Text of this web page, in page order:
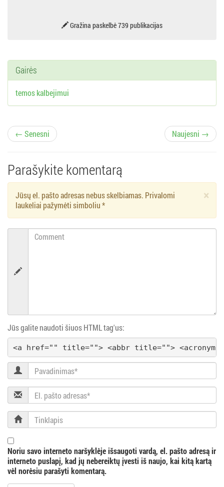
Gražina paskelbė 739 publikacijas
Gairės
temos kalbejimui
Į
r
a
ų
a
i
g
a
c
i
j
a
← Senesni Naujesni →
Parašykite komentarą
×
Jūsų el. pašto adresas nebus skelbiamas. Privalomi
laukeliai pažymėti simboliu*
Comment
Jūs galite naudoti šiuos HTML tag'us:
<a href="" title=""> <abbr title=""> <acronym
Pavadinimas
El.
pašto
adresas
Tinklapis
Noriu savo interneto naršyklėje išsaugoti vardą, el. pašto adresą ir
interneto puslapį, kad jų nebereiktų įvesti iš naujo, kai kitą kartą
vėl norėsiu parašyti komentarą.